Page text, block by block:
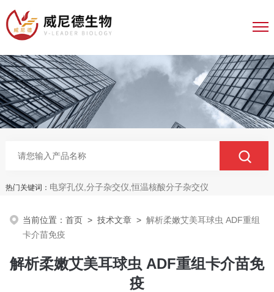
热门关键词： 电穿孔仪,分子杂交仪,恒温核酸分子杂交仪
当前位置：首页 >技术文章 >解析柔嫩艾美耳球虫 ADF重组
卡介苗免疫
解析柔嫩艾美耳球虫 ADF重组卡介苗免
疫